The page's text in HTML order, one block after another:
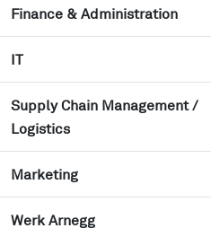
Finance & Administration
IT
Supply Chain Management /
Logistics
Marketing
Werk Arnegg